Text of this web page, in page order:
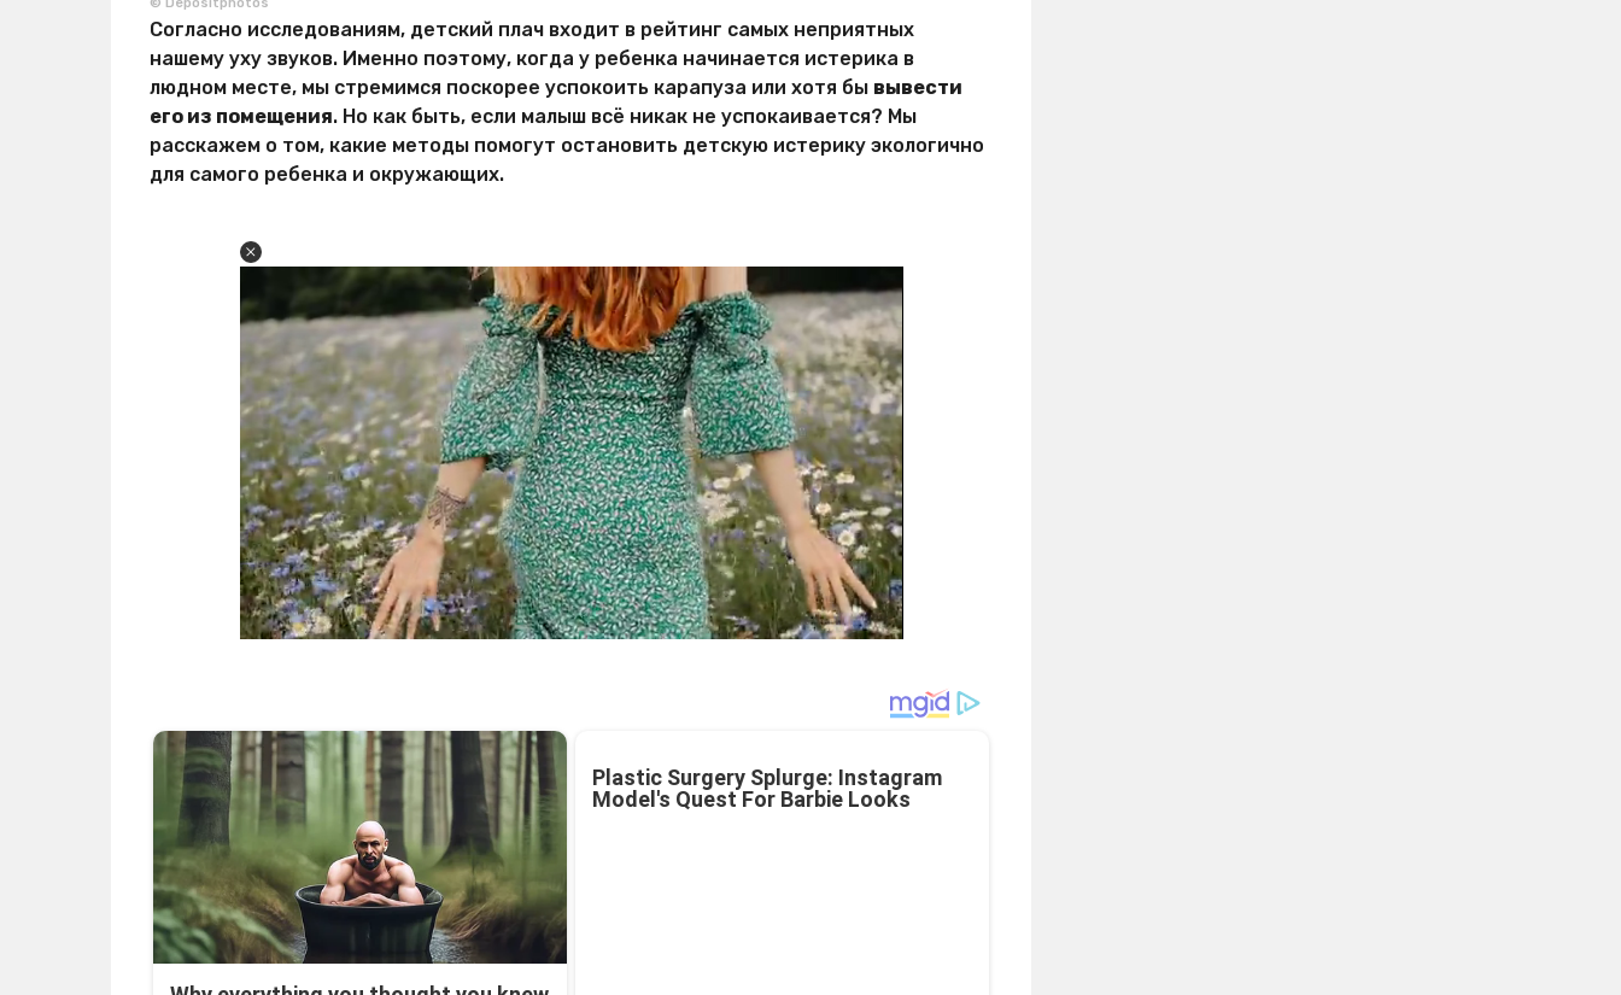
Согласно исследованиям, детский плач входит в рейтинг самых неприятных
нашему уху звуков. Именно поэтому, когда у ребенка начинается истерика в
людном месте, мы стремимся поскорее успокоить карапуза или хотя бы вывести
его из помещения. Но как быть, если малыш всё никак не успокаивается? Мы
расскажем о том, какие методы помогут остановить детскую истерику экологично
для самого ребенка и окружающих.